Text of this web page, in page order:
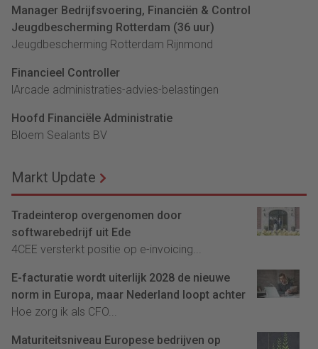
Manager Bedrijfsvoering, Financiën & Control
Jeugdbescherming Rotterdam (36 uur)
Jeugdbescherming Rotterdam Rijnmond
Financieel Controller
lArcade administraties-advies-belastingen
Hoofd Financiële Administratie
Bloem Sealants BV
Markt Update
Tradeinterop overgenomen door
softwarebedrijf uit Ede
4CEE versterkt positie op e-invoicing...
E-facturatie wordt uiterlijk 2028 de nieuwe
norm in Europa, maar Nederland loopt achter
Hoe zorg ik als CFO...
Maturiteitsniveau Europese bedrijven op